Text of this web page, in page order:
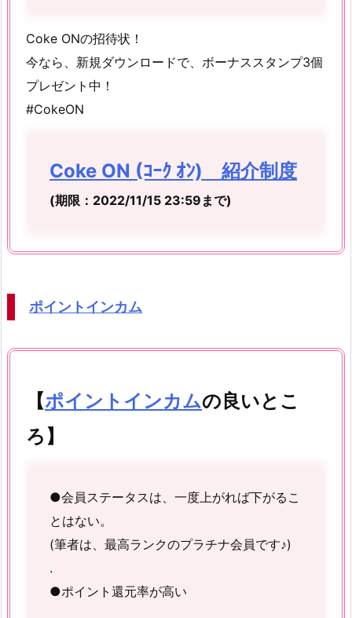
Coke ONの招待状！
今なら、新規ダウンロードで、ボーナススタンプ3個
プレゼント中！
#CokeON
Coke ON (ｺｰｸ ｵﾝ) 紹介制度
(期限：2022/11/15 23:59まで)
ポイントインカム
【ポイントインカムの良いとこ
ろ】
●会員ステータスは、一度上がれば下がるこ
とはない。
(筆者は、最高ランクのプラチナ会員です♪)
.
●ポイント還元率が高い